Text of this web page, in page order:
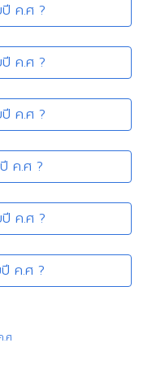
ค.ศ ?
ค.ศ ?
ค.ศ ?
ค.ศ ?
ค.ศ ?
ค.ศ ?
.ศ